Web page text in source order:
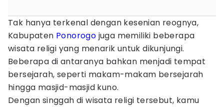
Tak hanya terkenal dengan kesenian reognya,
Kabupaten Ponorogo juga memiliki beberapa
wisata religi yang menarik untuk dikunjungi.
Beberapa di antaranya bahkan menjadi tempat
bersejarah, seperti makam-makam bersejarah
hingga masjid-masjid kuno.
Dengan singgah di wisata religi tersebut, kamu